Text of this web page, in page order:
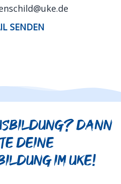
SENDEN
Dann
deine
im UKE!